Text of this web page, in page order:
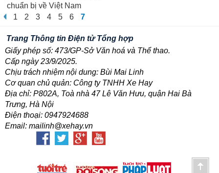
chuẩn bị về Việt Nam
1
2 3 4 5 6 7
Trang Thông tin Điện tử Tổng hợp
Giấy phép số: 473/GP-Sở Văn hoá và Thể thao.
Cấp ngày 23/9/2025.
Chịu trách nhiệm nội dung: Bùi Mai Linh
Cơ quan chủ quản: Công ty TNHH Xe Hay
Địa chỉ: P802A, Toà nhà 47 Lê Văn Hưu, quận Hai Bà
Trưng, Hà Nội
Điện thoại: 0947924688
Email: mailinh@xehay.vn